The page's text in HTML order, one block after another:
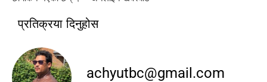
प्रतिक्रया दिनुहोस
achyutbc@gmail.com